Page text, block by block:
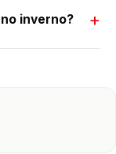
inverno?